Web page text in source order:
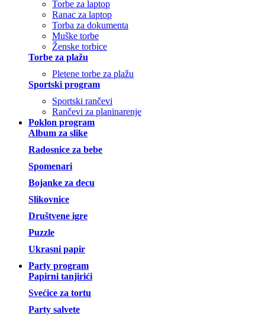
Torbe za laptop
Ranac za laptop
Torba za dokumenta
Muške torbe
Ženske torbice
Torbe za plažu
Pletene torbe za plažu
Sportski program
Sportski rančevi
Rančevi za planinarenje
Poklon program
Album za slike
Radosnice za bebe
Spomenari
Bojanke za decu
Slikovnice
Društvene igre
Puzzle
Ukrasni papir
Party program
Papirni tanjirići
Svećice za tortu
Party salvete